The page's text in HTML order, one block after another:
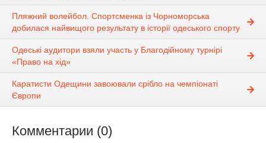
Пляжний волейбол. Спортсменка із Чорноморська
добилася найвищого результату в історії одеського спорту
Одеські аудитори взяли участь у Благодійному турнірі
«Право на хід»
Каратисти Одещини завоювали срібло на чемпіонаті
Європи
Комментарии (0)